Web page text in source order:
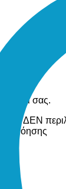
σας.
ΔΕΝ